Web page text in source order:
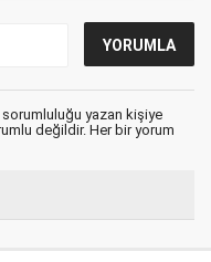
sorumluluğu yazan kişiye
değildir. Her bir yorum